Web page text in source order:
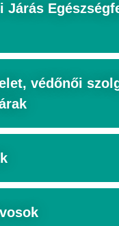
Járás
védőnői